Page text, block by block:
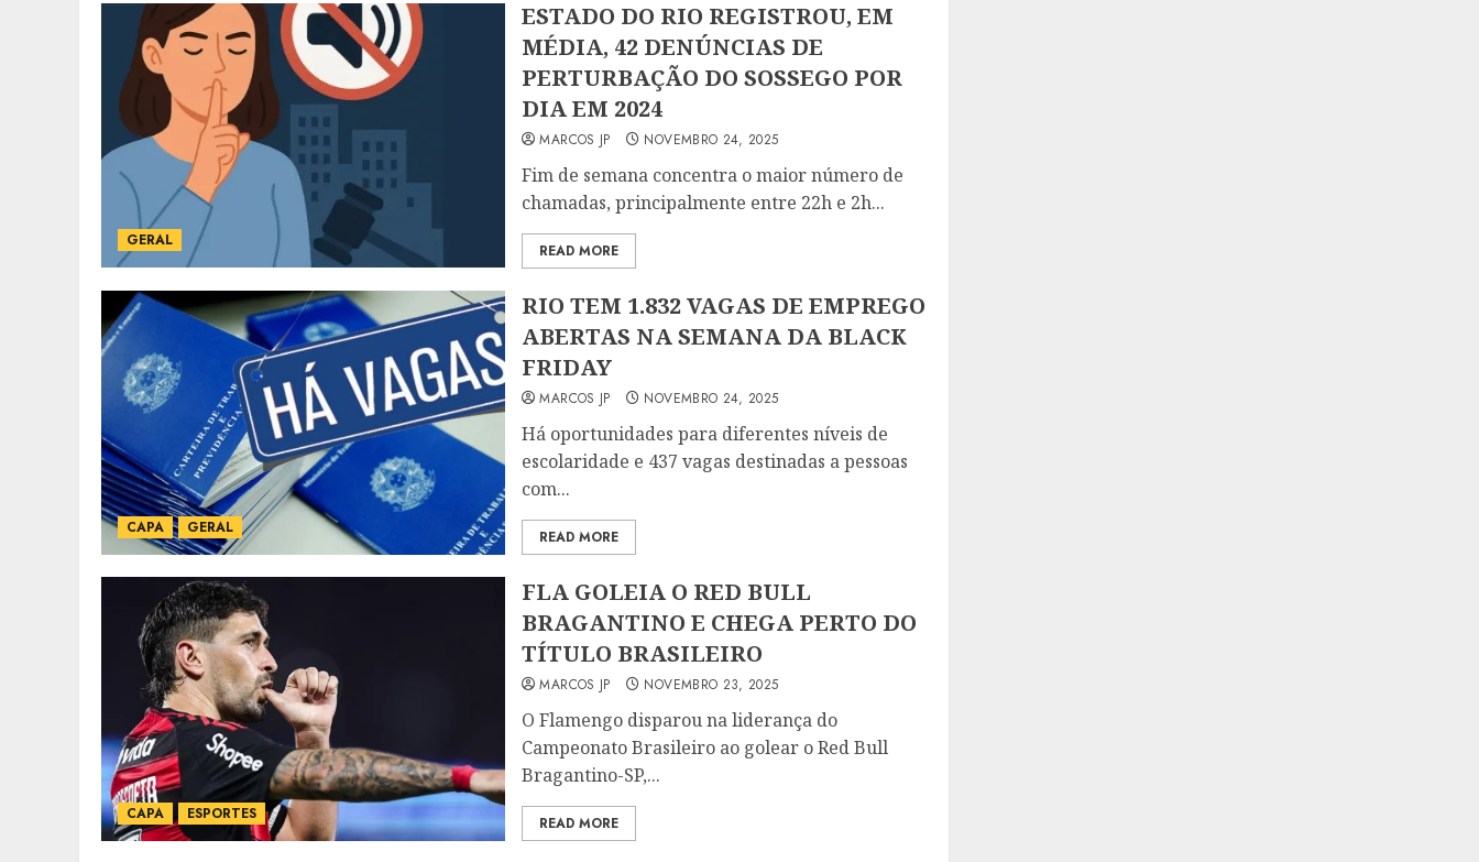
GERAL
ESTADO DO RIO REGISTROU, EM
MÉDIA, 42 DENÚNCIAS DE
PERTURBAÇÃO DO SOSSEGO POR
DIA EM 2024
MARCOS JP NOVEMBRO 24, 2025
Fim de semana concentra o maior número de
chamadas, principalmente entre 22h e 2h...
READ MORE
CAPA GERAL
RIO TEM 1.832 VAGAS DE EMPREGO
ABERTAS NA SEMANA DA BLACK
FRIDAY
MARCOS JP NOVEMBRO 24, 2025
Há oportunidades para diferentes níveis de
escolaridade e 437 vagas destinadas a pessoas
com...
READ MORE
CAPA ESPORTES
FLA GOLEIA O RED BULL
BRAGANTINO E CHEGA PERTO DO
TÍTULO BRASILEIRO
MARCOS JP NOVEMBRO 23, 2025
O Flamengo disparou na liderança do
Campeonato Brasileiro ao golear o Red Bull
Bragantino-SP,...
READ MORE